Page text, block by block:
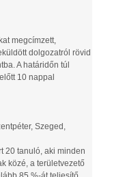
megcímzett,
dolgozatról rövid
A határidőn túl
10 nappal
Szeged,
20 tanuló, aki minden
közé, a területvezető